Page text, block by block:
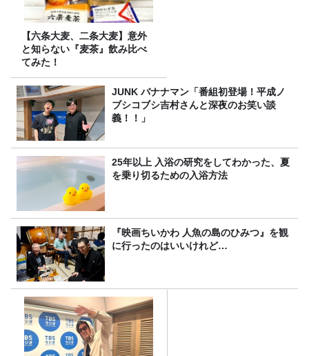
【六条大麦、二条大麦】意外
と知らない『麦茶』飲み比べ
てみた！
JUNK バナナマン「番組初登場！平成ノ
ブシコブシ吉村さんと深夜のお笑い談
義！！」
25年以上 入浴の研究をしてわかった、夏
を乗り切るための入浴方法
『映画ちいかわ 人魚の島のひみつ』を観
に行ったのはいいけれど…